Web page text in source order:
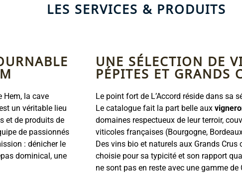
LES SERVICES & PRODUITS
Hem, la cave
un véritable lieu
et de produits de
de passionnés
: dénicher le
dominical, une
UNE SÉLECTION DE
PÉPITES ET GRANDS
Le point fort de L’Accord réside dans sa
Le catalogue fait la part belle aux
domaines respectueux de leur terroir,
viticoles françaises (Bourgogne,
Des vins bio et naturels aux Grands Crus
choisie pour sa typicité et son rapport
ne sont pas en reste avec une gamme